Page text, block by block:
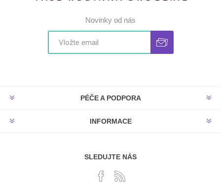
Novinky od nás
PÉČE A PODPORA
INFORMACE
SLEDUJTE NÁS